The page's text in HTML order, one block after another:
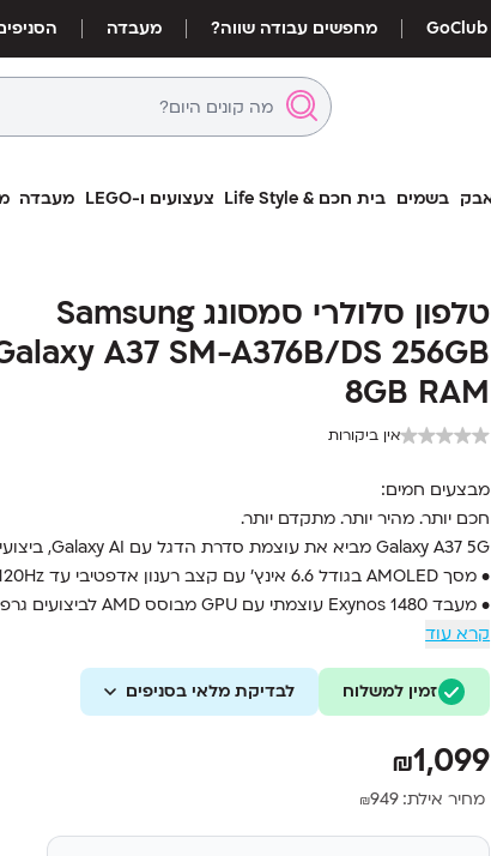
מחפשים עבודה שווה? מעבדה
בשמים בית חכם & Life Style צעצועים ו-LEGO מעבדה
SM-A376B/DS 256GB 8GB RAM
טלפון סלולרי סמסונג Samsung
A37 SM-A376B/DS 256GB
8GB RAM
אין ביקורות
מבצעים חמים:
חכם יותר. מהיר יותר. מתקדם יותר.
Galaxy A37 5G מביא את עוצמת סדרת הדגל עם Galaxy AI, ביצועים חזקים ועיצוב עמיד במיוחד.
• מסך AMOLED בגודל 6.6 אינץ’ עם קצב רענון אדפטיבי עד 120Hz
• מעבד Exynos 1480 עוצמתי עם GPU מבוסס AMD לביצועים גרפיים מתקדמים
• מערך צילום משולש 50MP עם OIS וצילום וידאו 4K
• זיכרון עבודה 8GB RAM ואחסון 256GB מהיר מסוג UFS 3.1
• סוללה גדולה 5000mAh עם טעינה מהירה 45W
• תמיכה ב-Galaxy AI כולל תרגום בזמן אמת ועריכת תמונות חכמה
קרא עוד
זמין למשלוח לבדיקת מלאי בסניפים
₪1,099
מחיר אילת: ₪949